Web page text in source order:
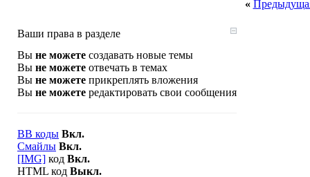
«
Ваши права в разделе
Вы не можете создавать новые темы
Вы не можете отвечать в темах
Вы не можете прикреплять вложения
Вы не можете редактировать свои сообщения
BB коды Вкл.
Смайлы Вкл.
[IMG] код Вкл.
HTML код Выкл.